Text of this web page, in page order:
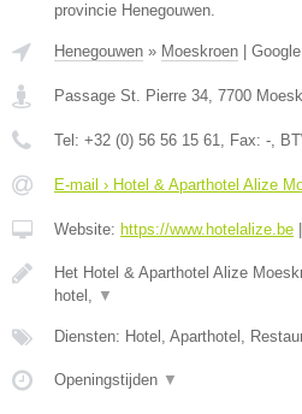
provincie Henegouwen.
Henegouwen » Moeskroen
Passage St. Pierre 34, 7700
Tel: +32 (0) 56 56 15 61, Fax: -,
E-mail › Hotel & Aparthotel Alize
Website: https://www.hotelalize.be
Het Hotel & Aparthotel Alize
hotel, ▼
Diensten: Hotel, Aparthotel,
Openingstijden ▼